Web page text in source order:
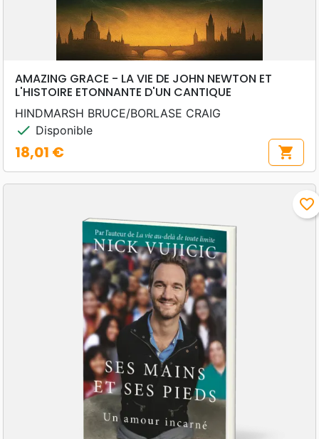
AMAZING GRACE - LA VIE DE JOHN NEWTON ET
L'HISTOIRE ETONNANTE D'UN CANTIQUE
HINDMARSH BRUCE/BORLASE CRAIG
check Disponible
Prix
18,01 € shopping_cart
favorite_border